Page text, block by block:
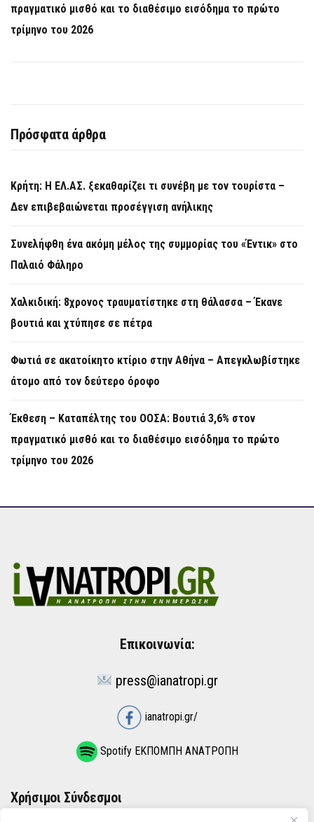
πραγματικό μισθό και το διαθέσιμο εισόδημα το πρώτο
τρίμηνο του 2026
Πρόσφατα άρθρα
Κρήτη: Η ΕΛ.ΑΣ. ξεκαθαρίζει τι συνέβη με τον τουρίστα –
Δεν επιβεβαιώνεται προσέγγιση ανήλικης
Συνελήφθη ένα ακόμη μέλος της συμμορίας του «Έντικ» στο
Παλαιό Φάληρο
Χαλκιδική: 8χρονος τραυματίστηκε στη θάλασσα – Έκανε
βουτιά και χτύπησε σε πέτρα
Φωτιά σε ακατοίκητο κτίριο στην Αθήνα – Απεγκλωβίστηκε
άτομο από τον δεύτερο όροφο
Έκθεση – Καταπέλτης του ΟΟΣΑ: Βουτιά 3,6% στον
πραγματικό μισθό και το διαθέσιμο εισόδημα το πρώτο
τρίμηνο του 2026
Επικοινωνία:
press@ianatropi.gr
ianatropi.gr/
Spotify ΕΚΠΟΜΠΗ ΑΝΑΤΡΟΠΗ
Χρήσιμοι Σύνδεσμοι